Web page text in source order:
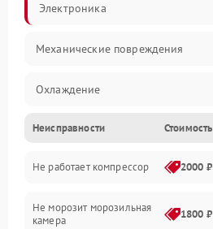
Электроника
Механические повреждения
Охлаждение
Механика
Электропитание
Дренаж
Неисправности Стоимость
Не работает компрессор 2000 ₽
Не морозит морозильная
камера
1800 ₽